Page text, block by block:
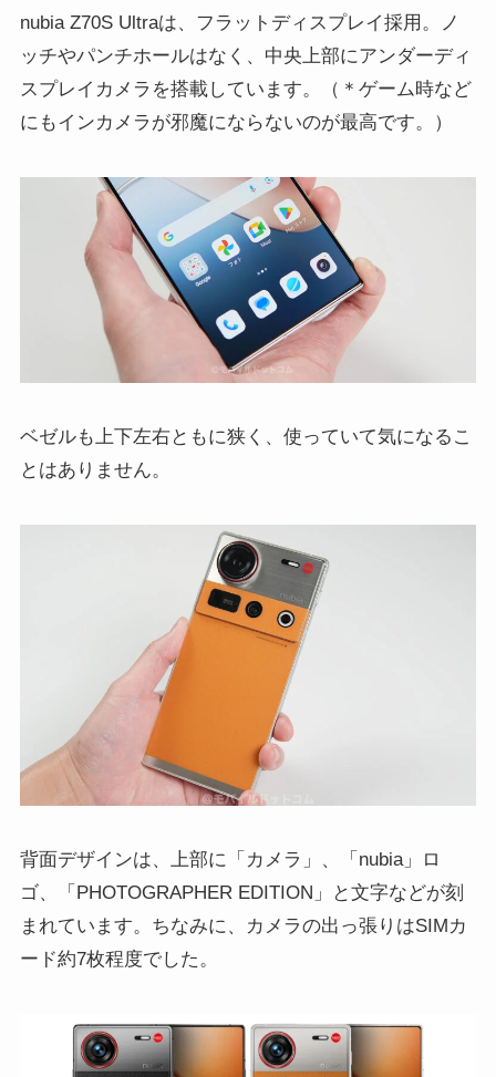
nubia Z70S Ultraは、フラットディスプレイ採用。ノ
ッチやパンチホールはなく、中央上部にアンダーディ
スプレイカメラを搭載しています。（＊ゲーム時など
にもインカメラが邪魔にならないのが最高です。）
ベゼルも上下左右ともに狭く、使っていて気になるこ
とはありません。
背面デザインは、上部に「カメラ」、「nubia」ロ
ゴ、「PHOTOGRAPHER EDITION」と文字などが刻
まれています。ちなみに、カメラの出っ張りはSIMカ
ード約7枚程度でした。